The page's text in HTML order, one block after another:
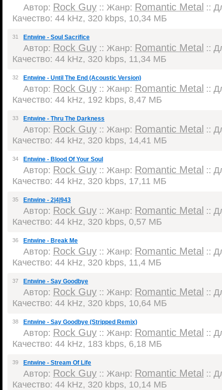
Автор: Rock Guy :: Жанр: Romantic Metal ::
Качество: 44 kHz, 320 kbps, 10,34 МБ
31 Entwine - Soul Sacrifice
Автор: Rock Guy :: Жанр: Romantic Metal ::
Качество: 44 kHz, 320 kbps, 11,34 МБ
32 Entwine - Until The End (Acoustic Version)
Автор: Rock Guy :: Жанр: Romantic Metal ::
Качество: 44 kHz, 192 kbps, 8,47 МБ
33 Entwine - Thru The Darkness
Автор: Rock Guy :: Жанр: Romantic Metal ::
Качество: 44 kHz, 320 kbps, 14,41 МБ
34 Entwine - Blood Of Your Soul
Автор: Rock Guy :: Жанр: Romantic Metal ::
Качество: 44 kHz, 320 kbps, 17,11 МБ
35 Entwine - 2|4|943
Автор: Rock Guy :: Жанр: Romantic Metal ::
Качество: 44 kHz, 320 kbps, 0,57 МБ
36 Entwine - Break Me
Автор: Rock Guy :: Жанр: Romantic Metal ::
Качество: 44 kHz, 320 kbps, 11,4 МБ
37 Entwine - Say Goodbye
Автор: Rock Guy :: Жанр: Romantic Metal ::
Качество: 44 kHz, 320 kbps, 10,64 МБ
38 Entwine - Say Goodbye (Stripped Remix)
Автор: Rock Guy :: Жанр: Romantic Metal ::
Качество: 44 kHz, 183 kbps, 6,18 МБ
39 Entwine - Stream Of Life
Автор: Rock Guy :: Жанр: Romantic Metal ::
Качество: 44 kHz, 320 kbps, 10,14 МБ